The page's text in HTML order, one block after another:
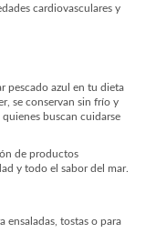
cardiovasculares y
pescado azul en tu dieta
se conservan sin frío y
buscan cuidarse
de productos
y todo el sabor del mar.
ensaladas, tostas o para